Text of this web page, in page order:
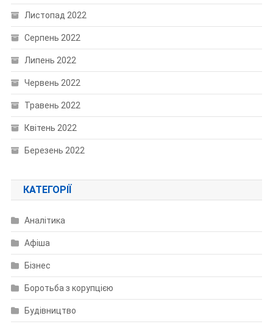
Листопад 2022
Серпень 2022
Липень 2022
Червень 2022
Травень 2022
Квітень 2022
Березень 2022
КАТЕГОРІЇ
Аналітика
Афіша
Бізнес
Боротьба з корупцією
Будівництво